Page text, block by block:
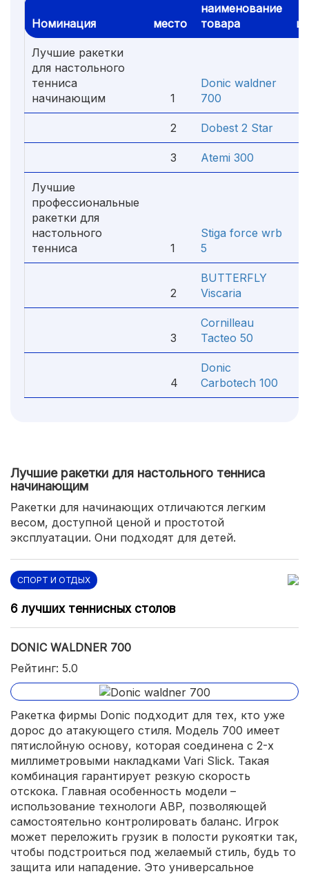
Номинация место
наименование
товара
Лучшие ракетки
для настольного
тенниса
начинающим
1
Donic waldner
700
2 Dobest 2 Star
3 Atemi 300
Лучшие
профессиональные
ракетки для
настольного
тенниса
1
Stiga force wrb
5
2
BUTTERFLY
Viscaria
3
Cornilleau
Tacteo 50
4
Donic
Carbotech 100
Лучшие ракетки для настольного тенниса
начинающим
Ракетки для начинающих отличаются легким
весом, доступной ценой и простотой
эксплуатации. Они подходят для детей.
СПОРТ И ОТДЫХ
6 лучших теннисных столов
DONIC WALDNER 700
Рейтинг: 5.0
Ракетка фирмы Donic подходит для тех, кто уже
дорос до атакующего стиля. Модель 700 имеет
пятислойную основу, которая соединена с 2-х
миллиметровыми накладками Vari Slick. Такая
комбинация гарантирует резкую скорость
отскока. Главная особенность модели –
использование технологи ABP, позволяющей
самостоятельно контролировать баланс. Игрок
может переложить грузик в полости рукоятки так,
чтобы подстроиться под желаемый стиль, будь то
защита или нападение. Это универсальное